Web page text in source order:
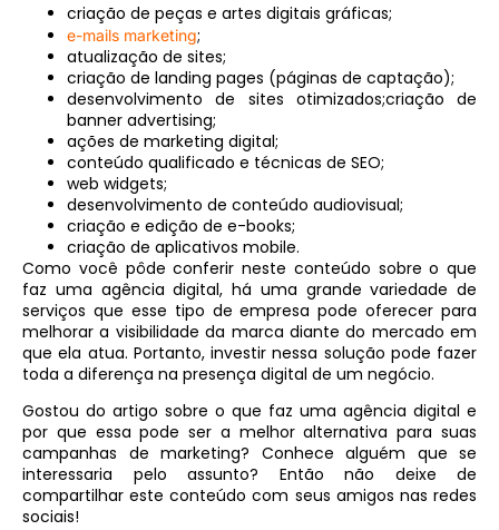
criação de peças e artes digitais gráficas;
e-mails marketing;
atualização de sites;
criação de landing pages (páginas de captação);
desenvolvimento de sites otimizados;criação de
banner advertising;
ações de marketing digital;
conteúdo qualificado e técnicas de SEO;
web widgets;
desenvolvimento de conteúdo audiovisual;
criação e edição de e-books;
criação de aplicativos mobile.
Como você pôde conferir neste conteúdo sobre o que
faz uma agência digital, há uma grande variedade de
serviços que esse tipo de empresa pode oferecer para
melhorar a visibilidade da marca diante do mercado em
que ela atua. Portanto, investir nessa solução pode fazer
toda a diferença na presença digital de um negócio.
Gostou do artigo sobre o que faz uma agência digital e
por que essa pode ser a melhor alternativa para suas
campanhas de marketing? Conhece alguém que se
interessaria pelo assunto? Então não deixe de
compartilhar este conteúdo com seus amigos nas redes
sociais!